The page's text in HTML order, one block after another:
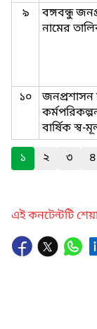
৯
বঙ্গবন্ধু
নামের
১০
জনপ্রশাসন
বার্ষিক স্ব-
১ ২ ৩ ৪
এই কনটেন্টটি